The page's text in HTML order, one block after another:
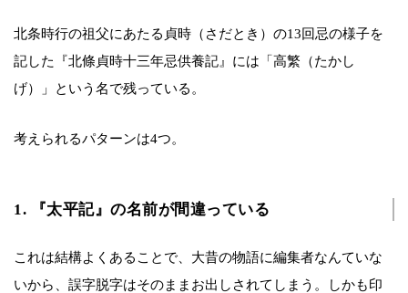
北条時行の祖父にあたる貞時（さだとき）の13回忌の様子を
記した『北條貞時十三年忌供養記』には「高繁（たかし
げ）」という名で残っている。
考えられるパターンは4つ。
1. 『太平記』の名前が間違っている
これは結構よくあることで、大昔の物語に編集者なんていな
いから、誤字脱字はそのままお出しされてしまう。しかも印